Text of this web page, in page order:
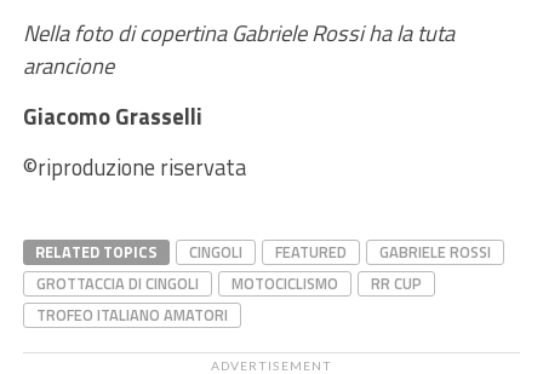
Nella foto di copertina Gabriele Rossi ha la tuta
arancione
Giacomo Grasselli
©riproduzione riservata
RELATED TOPICS CINGOLI FEATURED
GABRIELE ROSSI
GROTTACCIA DI CINGOLI
MOTOCICLISMO
RR CUP
TROFEO ITALIANO AMATORI
ADVERTISEMENT